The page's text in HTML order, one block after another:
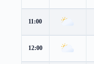
11:00
12:00